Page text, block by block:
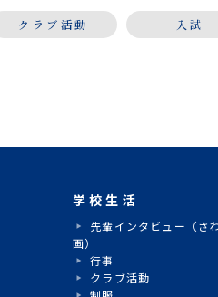
クラブ活動 入試
学校生活
先輩インタビュー（さ
画）
行事
クラブ活動